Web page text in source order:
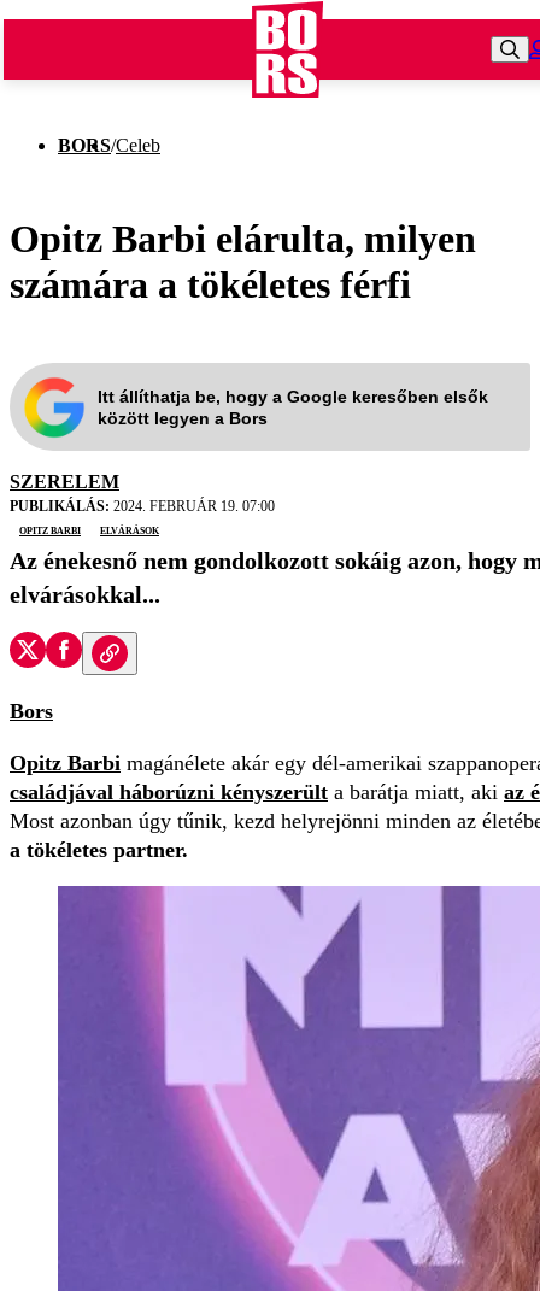
BORS/Celeb
Opitz Barbi elárulta, milyen
számára a tökéletes férfi
Itt állíthatja be, hogy a Google keresőben elsők
között legyen a Bors
SZERELEM
PUBLIKÁLÁS: 2024. FEBRUÁR 19. 07:00
opitz barbi
elvárások
Az énekesnő nem gondolkozott sokáig azon,
elvárásokkal...
Bors
Opitz Barbi magánélete akár egy dél-amerikai
családjával háborúzni kényszerült a barátja miatt, aki az
Most azonban úgy tűnik, kezd helyrejönni minden az
a tökéletes partner.